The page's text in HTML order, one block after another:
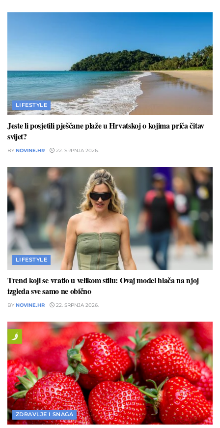
LIFESTYLE
Jeste li posjetili pješčane plaže u Hrvatskoj o kojima priča čitav
svijet?
BY NOVINE.HR 22. SRPNJA 2026.
LIFESTYLE
Trend koji se vratio u velikom stilu: Ovaj model hlača na njoj
izgleda sve samo ne obično
BY NOVINE.HR 22. SRPNJA 2026.
ZDRAVLJE I SNAGA